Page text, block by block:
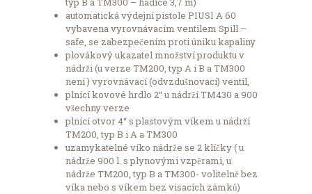
automatická výdejní pistole PIUSI A 60
vybavena vyrovnávacím ventilem Spill –
safe, se zabezpečením proti úniku kapaliny
plovákový ukazatel množství produktu v
nádrži (u verze TM200, typ A i B a TM300
není ) vyrovnávací (odvzdušnovací) ventil,
plnící kovové hrdlo 2“ u nádrží TM430 a 900
všechny verze
plnící otvor 4“ s plastovým víkem u nádrží
TM200, typ B i A a TM300
uzamykatelné víko nádrže se 2 klíčky ( u
nádrže 900 l. s plynovými vzpěrami, u
nádrže TM200, typ B a TM300- volitelně bez
víka nebo s víkem bez visacích zámků)